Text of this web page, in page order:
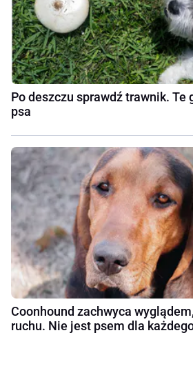
Po deszczu sprawdź trawnik. Te
psa
Coonhound zachwyca
ruchu. Nie jest psem dla